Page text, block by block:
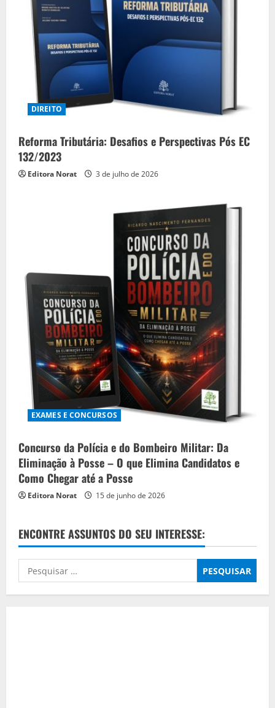
DIREITO
Reforma Tributária: Desafios e Perspectivas Pós EC
132/2023
Editora Norat 3 de julho de 2026
EXAMES E CONCURSOS
Concurso da Polícia e do Bombeiro Militar: Da
Eliminação à Posse – O que Elimina Candidatos e
Como Chegar até a Posse
Editora Norat 15 de junho de 2026
ENCONTRE ASSUNTOS DO SEU INTERESSE:
Pesquisar
por: